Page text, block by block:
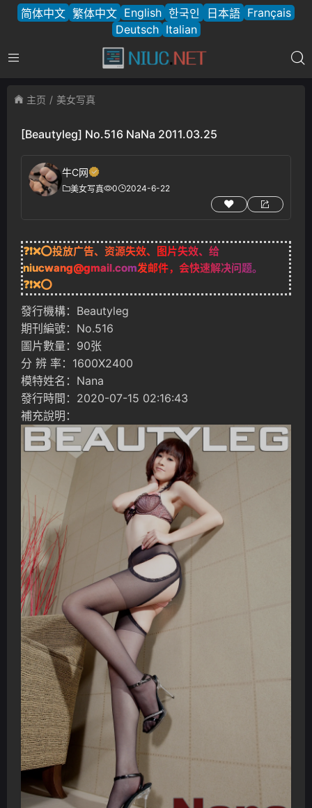
简体中文 繁体中文 English 한국인 日本語 Français
Deutsch Italian
主页 美女写真
[Beautyleg] No.516 NaNa 2011.03.25
牛C网
美女写真 0 2024-6-22
❓❗❌⭕投放广告、资源失效、图片失效、给
niucwang@gmail.com发邮件，会快速解决问题。
❓❗❌⭕
發行機構：Beautyleg
期刊編號：No.516
圖片數量：90张
分 辨 率：1600X2400
模特姓名：Nana
發行時間：2020-07-15 02:16:43
補充說明：